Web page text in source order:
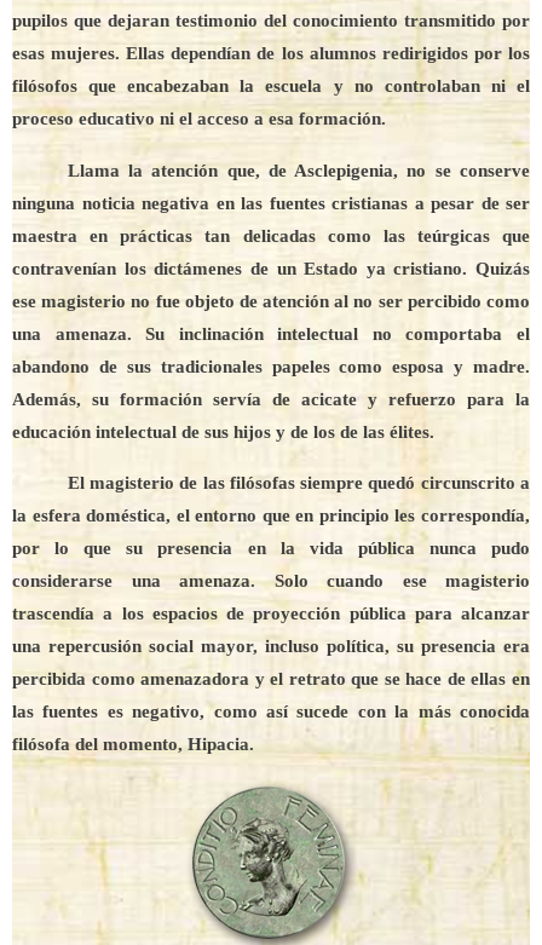
pupilos que dejaran testimonio del conocimiento transmitido por
esas mujeres. Ellas dependían de los alumnos redirigidos por los
filósofos que encabezaban la escuela y no controlaban ni el
proceso educativo ni el acceso a esa formación.
Llama la atención que, de Asclepigenia, no se conserve
ninguna noticia negativa en las fuentes cristianas a pesar de ser
maestra en prácticas tan delicadas como las teúrgicas que
contravenían los dictámenes de un Estado ya cristiano. Quizás
ese magisterio no fue objeto de atención al no ser percibido como
una amenaza. Su inclinación intelectual no comportaba el
abandono de sus tradicionales papeles como esposa y madre.
Además, su formación servía de acicate y refuerzo para la
educación intelectual de sus hijos y de los de las élites.
El magisterio de las filósofas siempre quedó circunscrito a
la esfera doméstica, el entorno que en principio les correspondía,
por lo que su presencia en la vida pública nunca pudo
considerarse una amenaza. Solo cuando ese magisterio
trascendía a los espacios de proyección pública para alcanzar
una repercusión social mayor, incluso política, su presencia era
percibida como amenazadora y el retrato que se hace de ellas en
las fuentes es negativo, como así sucede con la más conocida
filósofa del momento, Hipacia.